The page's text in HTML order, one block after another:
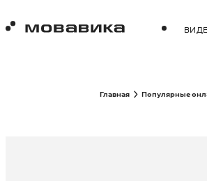
Главная Популярные